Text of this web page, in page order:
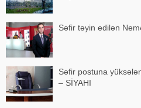
Səfir təyin edilən
Səfir postuna
– SİYAHI